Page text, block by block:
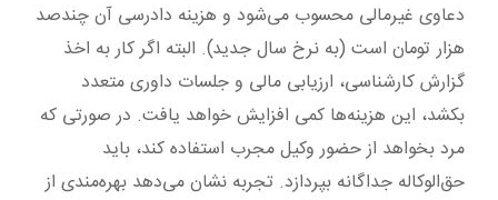
دعاوی غیرمالی محسوب می‌شود و هزینه دادرسی آن چندصد
هزار تومان است (به نرخ سال جدید). البته اگر کار به اخذ
گزارش کارشناسی، ارزیابی مالی و جلسات داوری متعدد
بکشد، این هزینه‌ها کمی افزایش خواهد یافت. در صورتی که
مرد بخواهد از حضور وکیل مجرب استفاده کند، باید
حق‌الوکاله جداگانه بپردازد. تجربه نشان می‌دهد بهره‌مندی از